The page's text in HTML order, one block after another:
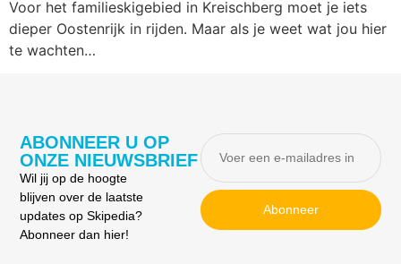
Voor het familieskigebied in Kreischberg moet je iets
dieper Oostenrijk in rijden. Maar als je weet wat jou hier
te wachten…
ABONNEER U OP
ONZE NIEUWSBRIEF
Wil jij op de hoogte
blijven over de laatste
updates op Skipedia?
Abonneer dan hier!
Abonneer